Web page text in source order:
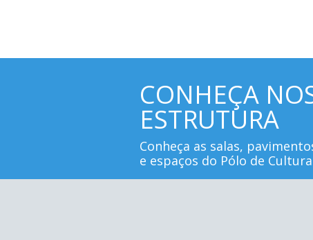
CONHEÇA
ESTRUTURA
Conheça as salas,
e espaços do Pólo de Cultura